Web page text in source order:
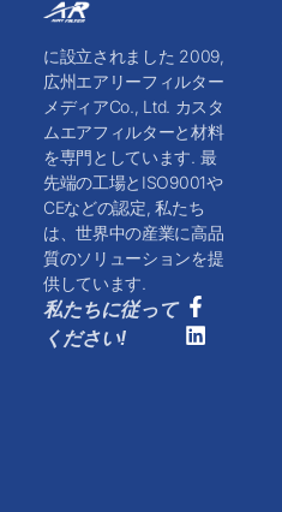
に設立されました 2009,
広州エアリーフィルター
メディアCo., Ltd. カスタ
ムエアフィルターと材料
を専門としています. 最
先端の工場とISO9001や
CEなどの認定, 私たち
は、世界中の産業に高品
質のソリューションを提
供しています.
私たちに従って
ください!